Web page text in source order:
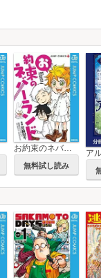
お約束のネバーランド
無料試し読み